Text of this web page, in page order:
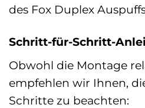
des Fox Duplex
Schritt-für-Schritt-
Obwohl die Montage
empfehlen wir Ihnen,
Schritte zu beachten: